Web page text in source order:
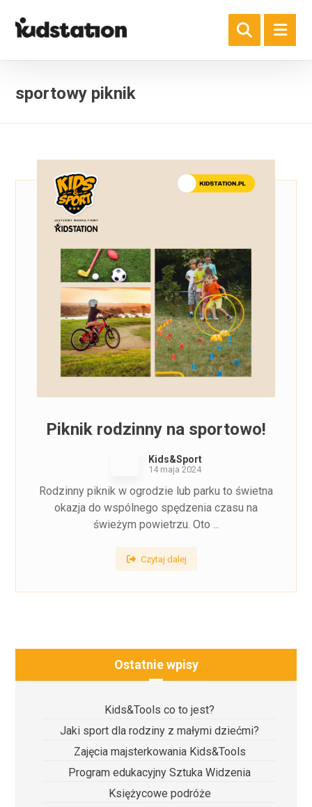
sportowy piknik
Piknik rodzinny na sportowo!
Kids&Sport
14 maja 2024
Rodzinny piknik w ogrodzie lub parku to świetna
okazja do wspólnego spędzenia czasu na
świeżym powietrzu. Oto ...
Czytaj dalej
Ostatnie wpisy
Kids&Tools co to jest?
Jaki sport dla rodziny z małymi dziećmi?
Zajęcia majsterkowania Kids&Tools
Program edukacyjny Sztuka Widzenia
Księżycowe podróże